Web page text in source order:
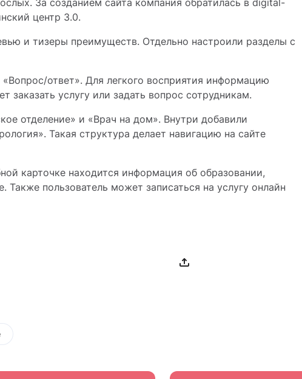
За созданием сайта компания обратилась в digital-
центр 3.0.
и тизеры преимуществ. Отдельно настроили разделы с
ответ». Для легкого восприятия информацию
заказать услугу или задать вопрос сотрудникам.
отделение» и «Врач на дом». Внутри добавили
Такая структура делает навигацию на сайте
карточке находится информация об образовании,
пользователь может записаться на услугу онлайн